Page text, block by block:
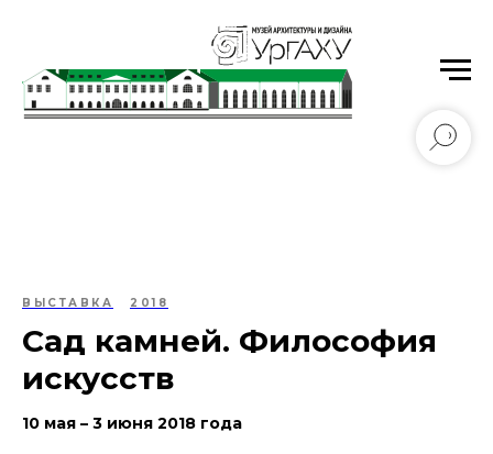
Уральский государственный архитектурно-
художественный университет имени Н.С. Алфёрова
ВЫСТАВКА 2018
Сад камней. Философия
искусств
10 мая – 3 июня 2018 года